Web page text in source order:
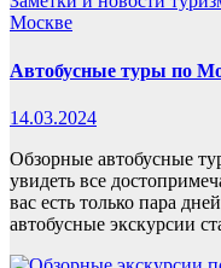
Москве
Автобусные туры по
14.03.2024
Обзорные автобусные
увидеть все
вас есть только пара
автобусные экскурсии